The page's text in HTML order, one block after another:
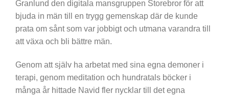
Granlund den digitala mansgruppen Storebror för att
bjuda in män till en trygg gemenskap där de kunde
prata om sånt som var jobbigt och utmana varandra till
att växa och bli bättre män.
Genom att själv ha arbetat med sina egna demoner i
terapi, genom meditation och hundratals böcker i
många år hittade Navid fler nycklar till det egna